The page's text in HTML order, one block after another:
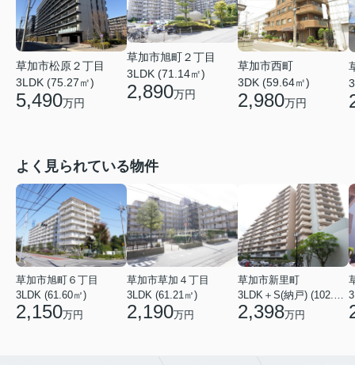
草加市松原２丁目
3LDK (75.27㎡)
5,490万円
草加市旭町２丁目
3LDK (71.14㎡)
2,890万円
草加市西町
3DK (59.64㎡)
2,980万円
よく見られている物件
草加市旭町６丁目
3LDK (61.60㎡)
2,150万円
草加市草加４丁目
3LDK (61.21㎡)
2,190万円
草加市新里町
3LDK＋S(納戸) (102.77㎡)
2,398万円